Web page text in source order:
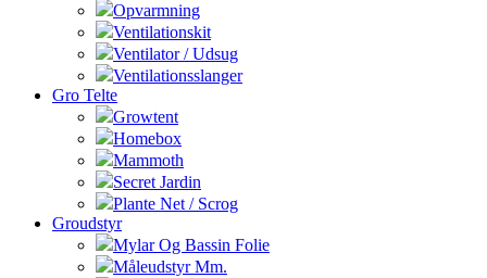
Opvarmning
Ventilationskit
Ventilator / Udsug
Ventilationsslanger
Gro Telte
Growtent
Homebox
Mammoth
Secret Jardin
Plante Net / Scrog
Groudstyr
Mylar Og Bassin Folie
Måleudstyr Mm.